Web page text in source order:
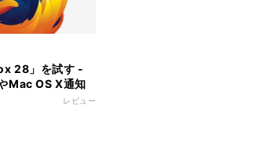
28」を試す -
Mac OS X通知
レビュー